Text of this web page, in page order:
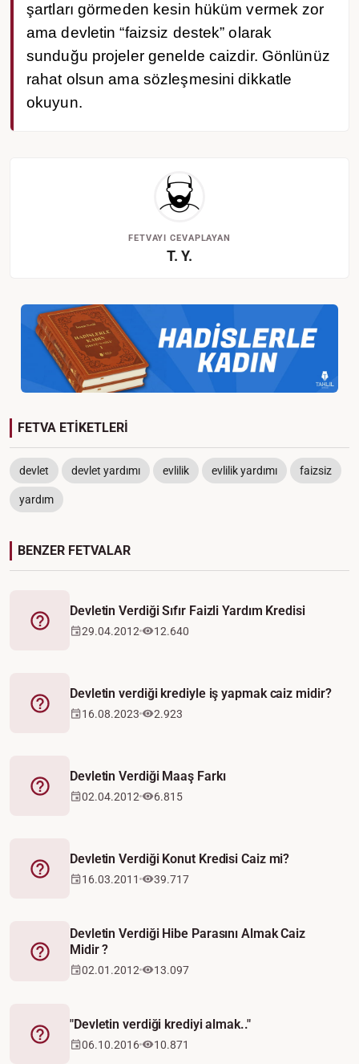
şartları görmeden kesin hüküm vermek zor
ama devletin “faizsiz destek” olarak
sunduğu projeler genelde caizdir. Gönlünüz
rahat olsun ama sözleşmesini dikkatle
okuyun.
FETVAYI CEVAPLAYAN
T. Y.
FETVA ETİKETLERİ
devlet devlet yardımı evlilik evlilik yardımı faizsiz
yardım
BENZER FETVALAR
Fetva
Devletin Verdiği Sıfır Faizli Yardım Kredisi
29.04.2012 12.640
Fetva
Devletin verdiği krediyle iş yapmak caiz midir?
16.08.2023 2.923
Fetva
Devletin Verdiği Maaş Farkı
02.04.2012 6.815
Fetva
Devletin Verdiği Konut Kredisi Caiz mi?
16.03.2011 39.717
Fetva
Devletin Verdiği Hibe Parasını Almak Caiz
Midir ?
02.01.2012 13.097
Fetva
"Devletin verdiği krediyi almak.."
06.10.2016 10.871